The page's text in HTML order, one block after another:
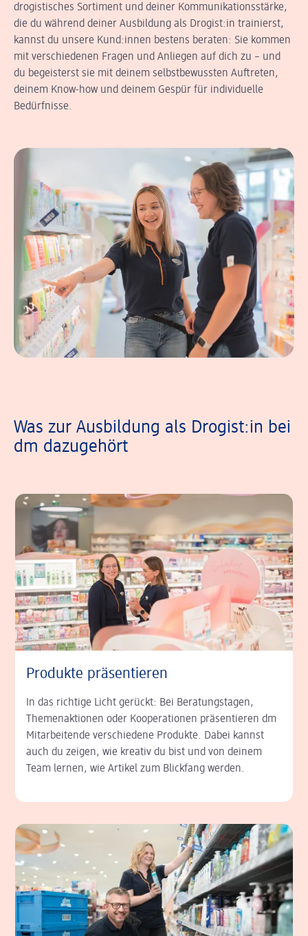
drogistisches Sortiment und deiner Kommunikationsstärke,
die du während deiner Ausbildung als Drogist:in trainierst,
kannst du unsere Kund:innen bestens beraten: Sie kommen
mit verschiedenen Fragen und Anliegen auf dich zu – und
du begeisterst sie mit deinem selbstbewussten Auftreten,
deinem Know-how und deinem Gespür für individuelle
Bedürfnisse.
Was zur Ausbildung als Drogist:in bei
dm dazugehört
Produkte präsentieren
In das richtige Licht gerückt: Bei Beratungstagen,
Themenaktionen oder Kooperationen präsentieren dm
Mitarbeitende verschiedene Produkte. Dabei kannst
auch du zeigen, wie kreativ du bist und von deinem
Team lernen, wie Artikel zum Blickfang werden.